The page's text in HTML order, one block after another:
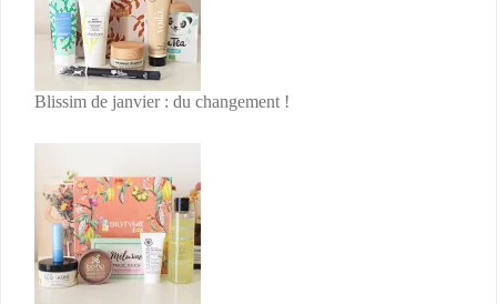
Blissim de janvier : du changement !